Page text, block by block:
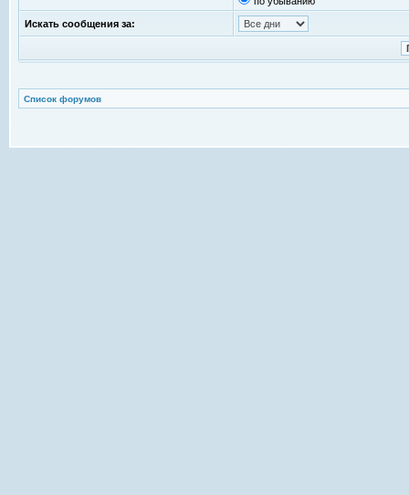
Искать сообщения за:
Список форумов